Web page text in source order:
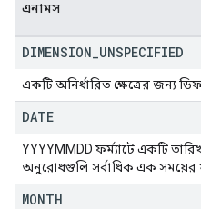
এনামস
DIMENSION UNSPECIFIED
একটি অনির্ধারিত ক্ষেত্রের জন্য
DATE
YYYYMMDD ফর্ম্যাটে একটি
অনুরোধগুলি সর্বাধিক এক সময়ের
MONTH